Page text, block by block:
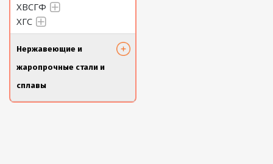
ХВСГФ
ХГС
Нержавеющие и
жаропрочные стали и
сплавы